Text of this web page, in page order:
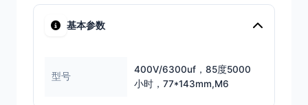
基本参数
型号
400V/6300uf，85度5000
小时，77*143mm,M6